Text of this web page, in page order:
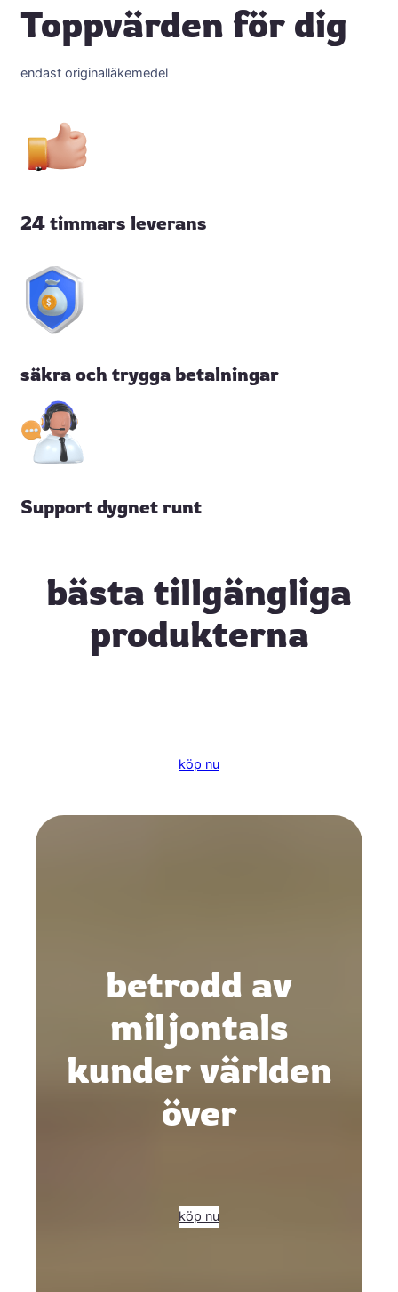
Toppvärden för dig
endast originalläkemedel
24 timmars leverans
säkra och trygga betalningar
Support dygnet runt
bästa tillgängliga
produkterna
köp nu
betrodd av
miljontals
kunder världen
över
köp nu